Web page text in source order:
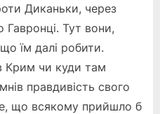
Диканьки, через
Гавронці. Тут вони,
їм далі робити.
Крим чи куди там
правдивість свого
що всякому прийшло б